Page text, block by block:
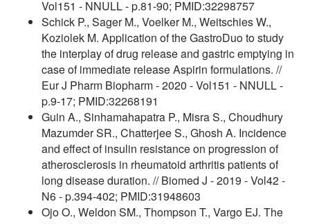
Vol151 - NNULL - p.81-90; PMID:32298757
Schick P., Sager M., Voelker M., Weitschies W.,
Koziolek M. Application of the GastroDuo to study
the interplay of drug release and gastric emptying in
case of immediate release Aspirin formulations. //
Eur J Pharm Biopharm - 2020 - Vol151 - NNULL -
p.9-17; PMID:32268191
Guin A., Sinhamahapatra P., Misra S., Choudhury
Mazumder SR., Chatterjee S., Ghosh A. Incidence
and effect of insulin resistance on progression of
atherosclerosis in rheumatoid arthritis patients of
long disease duration. // Biomed J - 2019 - Vol42 -
N6 - p.394-402; PMID:31948603
Ojo O., Weldon SM., Thompson T., Vargo EJ. The